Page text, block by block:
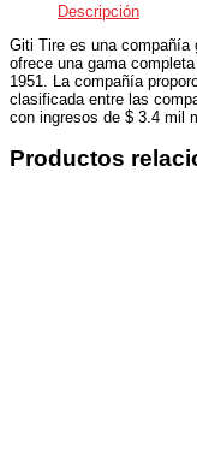
Descripción
Giti Tire es una compañía
ofrece una gama
1951. La compañía
clasificada entre las
con ingresos de $ 3.4 mil
Productos